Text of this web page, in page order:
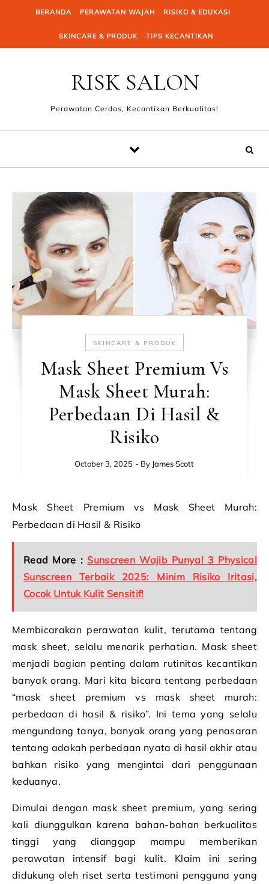
Skip to content
BERANDA PERAWATAN WAJAH RISIKO & EDUKASI
SKINCARE & PRODUK TIPS KECANTIKAN
RISK SALON
Perawatan Cerdas, Kecantikan Berkualitas!
SKINCARE & PRODUK
Mask Sheet Premium Vs
Mask Sheet Murah:
Perbedaan Di Hasil &
Risiko
October 3, 2025 - By James Scott
Mask Sheet Premium vs Mask Sheet Murah:
Perbedaan di Hasil & Risiko
Read More : Sunscreen Wajib Punya! 3 Physical
Sunscreen Terbaik 2025: Minim Risiko Iritasi,
Cocok Untuk Kulit Sensitif!
Membicarakan perawatan kulit, terutama tentang
mask sheet, selalu menarik perhatian. Mask sheet
menjadi bagian penting dalam rutinitas kecantikan
banyak orang. Mari kita bicara tentang perbedaan
“mask sheet premium vs mask sheet murah:
perbedaan di hasil & risiko”. Ini tema yang selalu
mengundang tanya, banyak orang yang penasaran
tentang adakah perbedaan nyata di hasil akhir atau
bahkan risiko yang mengintai dari penggunaan
keduanya.
Dimulai dengan mask sheet premium, yang sering
kali diunggulkan karena bahan-bahan berkualitas
tinggi yang dianggap mampu memberikan
perawatan intensif bagi kulit. Klaim ini sering
didukung oleh riset serta testimoni pengguna yang